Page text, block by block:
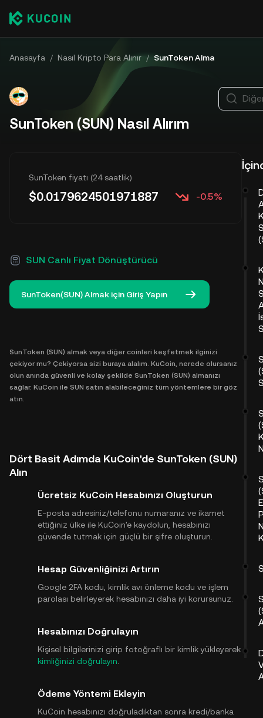
Anasayfa / Nasıl Kripto Para Alınır / SunToken Alma
SunToken (SUN) Nasıl Alırım
SunToken fiyatı (24 saatlik)
$0.0179624501971887 -0.5%
SUN Canlı Fiyat Dönüştürücü
SunToken(SUN) Almak için Giriş Yapın
SunToken (SUN) almak veya diğer coinleri keşfetmek ilginizi
çekiyor mu? Çekiyorsa sizi buraya alalım. KuCoin, nerede olursanız
olun anında güvenli ve kolay şekilde SunToken (SUN) almanızı
sağlar. KuCoin ile SUN satın alabileceğiniz tüm yöntemlere bir göz
atın.
Dört Basit Adımda KuCoin'de SunToken (SUN)
Alın
Ücretsiz KuCoin Hesabınızı Oluşturun
E-posta adresiniz/telefonu numaranız ve ikamet
ettiğiniz ülke ile KuCoin'e kaydolun, hesabınızı
güvende tutmak için güçlü bir şifre oluşturun.
Hesap Güvenliğinizi Artırın
Google 2FA kodu, kimlik avı önleme kodu ve işlem
parolası belirleyerek hesabınızı daha iyi korursunuz.
Hesabınızı Doğrulayın
Kişisel bilgilerinizi girip fotoğraflı bir kimlik yükleyerek
kimliğinizi doğrulayın
Ödeme Yöntemi Ekleyin
KuCoin hesabınızı doğruladıktan sonra kredi/banka